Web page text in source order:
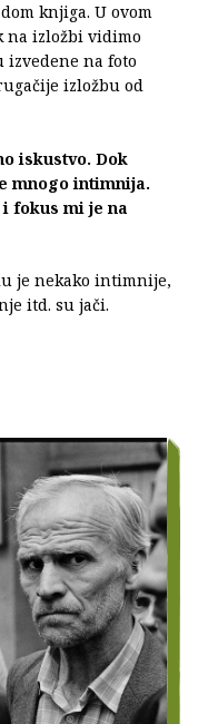
knjiga. U ovom
na izložbi vidimo
na foto
izložbu od
iskustvo. Dok
mnogo intimnija.
fokus mi je na
je nekako intimnije,
itd. su jači.